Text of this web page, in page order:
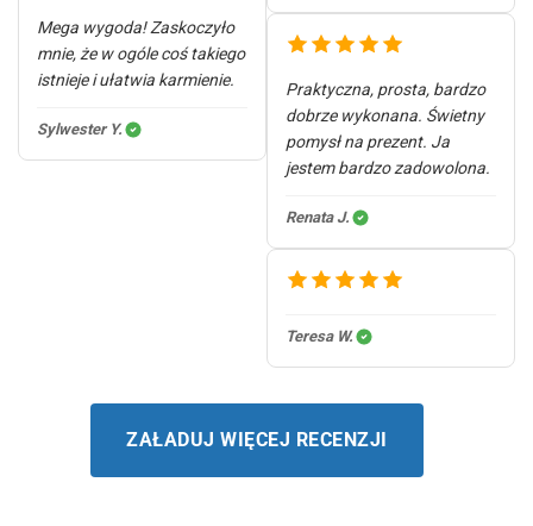
Mega wygoda! Zaskoczyło
mnie, że w ogóle coś takiego
istnieje i ułatwia karmienie.
Sylwester Y.
Praktyczna, prosta, bardzo
dobrze wykonana. Świetny
pomysł na prezent. Ja
jestem bardzo zadowolona.
Renata J.
Teresa W.
ZAŁADUJ WIĘCEJ RECENZJI